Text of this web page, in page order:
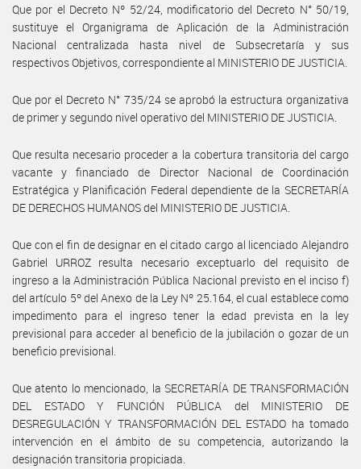
Que por el Decreto Nº 52/24, modificatorio del Decreto N° 50/19,
sustituye el Organigrama de Aplicación de la Administración
Nacional centralizada hasta nivel de Subsecretaría y sus
respectivos Objetivos, correspondiente al MINISTERIO DE JUSTICIA.
Que por el Decreto N° 735/24 se aprobó la estructura organizativa
de primer y segundo nivel operativo del MINISTERIO DE JUSTICIA.
Que resulta necesario proceder a la cobertura transitoria del cargo
vacante y financiado de Director Nacional de Coordinación
Estratégica y Planificación Federal dependiente de la SECRETARÍA
DE DERECHOS HUMANOS del MINISTERIO DE JUSTICIA.
Que con el fin de designar en el citado cargo al licenciado Alejandro
Gabriel URROZ resulta necesario exceptuarlo del requisito de
ingreso a la Administración Pública Nacional previsto en el inciso f)
del artículo 5º del Anexo de la Ley Nº 25.164, el cual establece como
impedimento para el ingreso tener la edad prevista en la ley
previsional para acceder al beneficio de la jubilación o gozar de un
beneficio previsional.
Que atento lo mencionado, la SECRETARÍA DE TRANSFORMACIÓN
DEL ESTADO Y FUNCIÓN PÚBLICA del MINISTERIO DE
DESREGULACIÓN Y TRANSFORMACIÓN DEL ESTADO ha tomado
intervención en el ámbito de su competencia, autorizando la
designación transitoria propiciada.